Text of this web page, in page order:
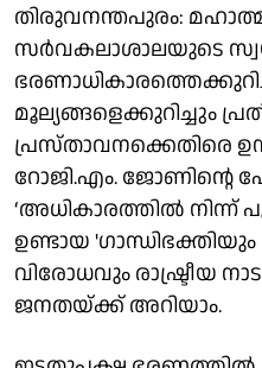
തിരുവനന്തപുരം:
സർവകലാശാലയുടെ
മൂല്യങ്ങളെക്കുറിച്ചും
പ്രസ്താവനക്കെതിരെ
റോജി.എം. ജോണിൻ്റെ
‘അധികാരത്തിൽ നിന്ന്
ഉണ്ടായ
വിരോധവും രാഷ്ട്രീയ
ജനതയ്ക്ക് അറിയാം.